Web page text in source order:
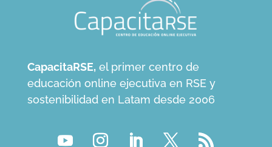
CapacitaRSE, el primer centro de
educación online ejecutiva en RSE y
sostenibilidad en Latam desde 2006